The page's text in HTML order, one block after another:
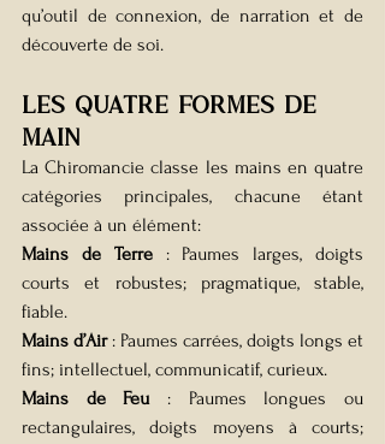
qu’outil de connexion, de narration et de
découverte de soi.
Les quatre formes de
main
La Chiromancie classe les mains en quatre
catégories principales, chacune étant
associée à un élément:
Mains de Terre : Paumes larges, doigts
courts et robustes; pragmatique, stable,
fiable.
Mains d’Air : Paumes carrées, doigts longs et
fins; intellectuel, communicatif, curieux.
Mains de Feu : Paumes longues ou
rectangulaires, doigts moyens à courts;